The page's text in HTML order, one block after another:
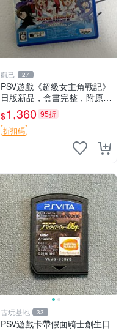
觀己 27
PSV遊戲《超級女主角戰記》
日版新品，盒書完整，附原裝
包裝，玩樂典藏款，成就全開
任你挑戰 超級女主角戰記 PS
V 游戲 日版 成就全開 DLC 全
$1,360 95折
折扣碼
古玩基地 33
PSV遊戲卡帶假面騎士創生日